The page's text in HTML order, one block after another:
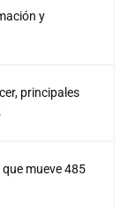
y
principales
mueve 485